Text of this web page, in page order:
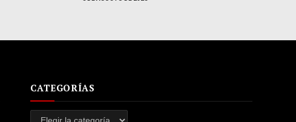
CATEGORÍAS
Categorías